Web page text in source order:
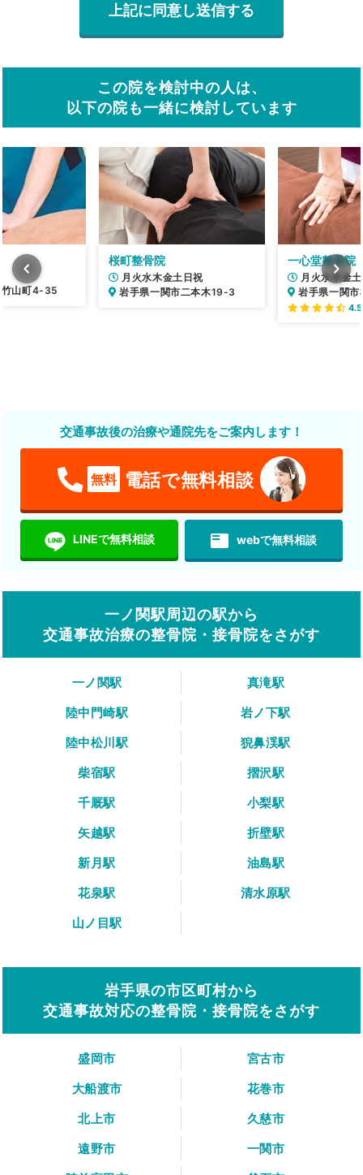
この院を検討中の人は、
以下の院も一緒に検討しています
桜町整骨院
月火水木金土日祝
岩手県一関市二本木19-3
一心堂整骨院
月火水木金
岩手県一関
4.5
竹山町4-35
交通事故後の治療や通院先をご案内します！
無料 電話で無料相談
LINEで無料相談 featured_play_list webで無料相談
一ノ関駅周辺の駅から
交通事故治療の整骨院・接骨院をさがす
一ノ関駅
真滝駅
陸中門崎駅
岩ノ下駅
陸中松川駅
猊鼻渓駅
柴宿駅
摺沢駅
千厩駅
小梨駅
矢越駅
折壁駅
新月駅
油島駅
花泉駅
清水原駅
山ノ目駅
岩手県の市区町村から
交通事故対応の整骨院・接骨院をさがす
盛岡市
宮古市
大船渡市
花巻市
北上市
久慈市
遠野市
一関市